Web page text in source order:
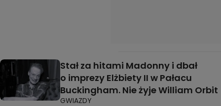
Stał za hitami Madonny i dbał
o imprezy Elżbiety II w Pałacu
Buckingham. Nie żyje William Orbit
GWIAZDY